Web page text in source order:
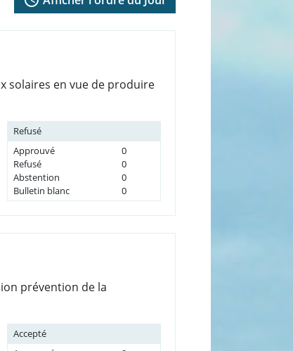
solaires en vue de produire
Refusé
Approuvé
0
Refusé
0
Abstention
0
Bulletin blanc
0
prévention de la
Accepté